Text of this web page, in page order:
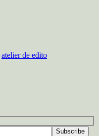
atelier de edito
Subscribe